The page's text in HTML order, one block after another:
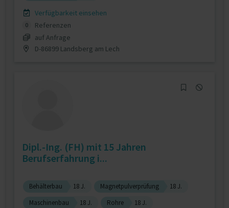
Verfügbarkeit einsehen
0
Referenzen
auf Anfrage
D-86899 Landsberg am Lech
Dipl.-Ing. (FH) mit 15 Jahren
Berufserfahrung i...
Behälterbau 18 J. Magnetpulverprüfung
18 J.
Maschinenbau
18 J. Rohre
18 J.